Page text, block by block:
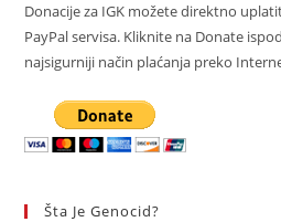
Donacije za IGK možete direktno
PayPal servisa. Kliknite na Donate
najsigurniji način plaćanja preko
Šta Je Genocid?